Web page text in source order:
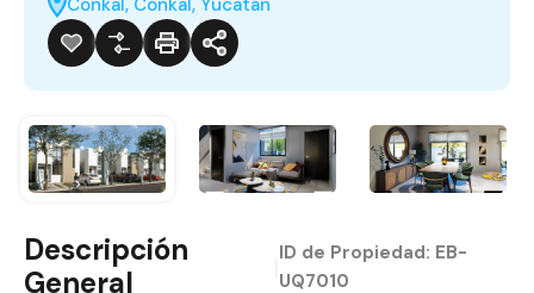
Descripción
General
ID de Propiedad: EB-
UQ7010